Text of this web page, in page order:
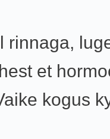
rinnaga,
et
kogus